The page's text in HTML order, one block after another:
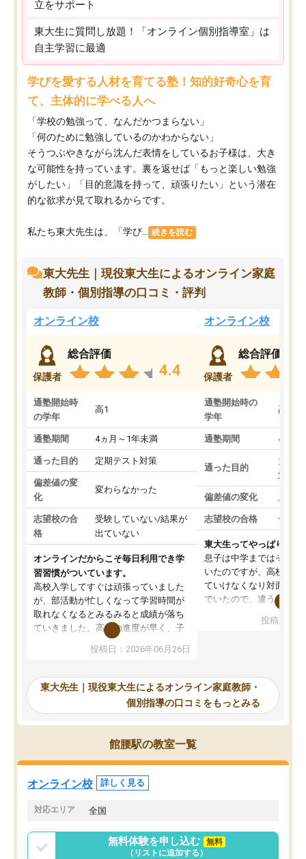
立をサポート
東大生に質問し放題！「オンライン個別指導室」は
自主学習に最適
学びを愛する人材を育てる塾！知的好奇心を育
て、主体的に学べる人へ
「学校の勉強って、なんだかつまらない」
「何のために勉強しているのかわからない」
そうつぶやきながら沈んだ表情をしているお子様は、大き
な可能性を持っています。裏を返せば「もっと楽しい勉強
がしたい」「目的意識を持って、頑張りたい」という潜在
的な欲求が見て取れるからです。
私たち東大先生は、「学び... 続きを読む
東大先生｜現役東大生によるオンライン家庭
教師・個別指導の口コミ・評判
オンライン校
保護者
総合評価
4.4
通塾開始時
の学年
高1
通塾期間 4ヵ月～1年未満
通った目的 定期テスト対策
偏差値の変
化
変わらなかった
志望校の合
格
受験していない/結果が
出ていない
オンラインだからこそ毎日利用でき学
習習慣がついています。
高校入学してすぐは頑張っていました
が、部活動が忙しくなって学習時間が
取れなくなるとみるみると成績が落ち
ていきました。高校の進度が早く、子
供も家に帰って勉強の話すると嫌な反
応を示します。東大先生にお願いして
れるので、親としても安心です。毎日
使える自習室とかもあり、わからない
ところがあれば先生が回答してくれる
のも重宝しています。
投稿日：2026年06月26日
オンライン校
保護者
総合評価
通塾開始時の
学年
高3
通塾期間 4ヵ月
通った目的
大学
対策
偏差値の変化 上が
志望校の合格 合格
東大生ってやっぱりすご
息子は中学まではそこそ
いたのですが、高校に入
ていけなくなり対面の塾
でいたので、違うアプロ
で、当初は模試でD判定
自習室が毎日使えていつ
るのが心強かったよう
謝です。
投稿日：
東大先生｜現役東大生によるオンライン家庭教師・
個別指導の口コミをもっとみる
館腰駅の教室一覧
オンライン校 詳しく見る
対応エリア 全国
無料体験を申し込む
無料
（リストに追加する）